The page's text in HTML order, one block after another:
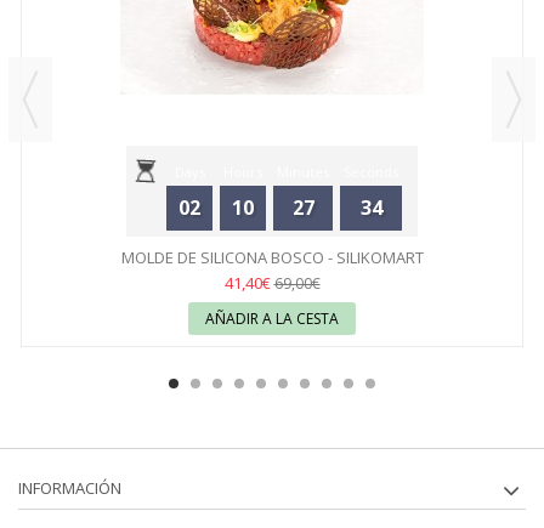
02 10 27 34
MOLDE DE SILICONA BOSCO - SILIKOMART
41,40€69,00€
AÑADIR A LA CESTA
INFORMACIÓN